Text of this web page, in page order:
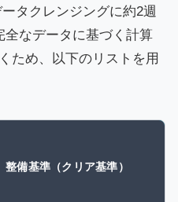
タクレンジングに約2週
全なデータに基づく計算
ため、以下のリストを用
整備基準（クリア基準）